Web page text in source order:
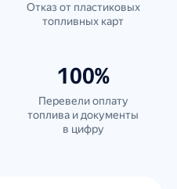
Отказ от пластиковых
топливных карт
100%
Перевели оплату
топлива и документы
в цифру